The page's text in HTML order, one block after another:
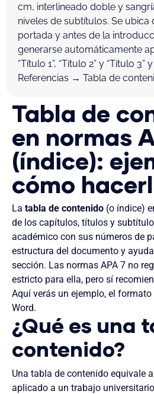
cm, interlineado doble y
niveles de subtítulos. Se ubica
portada y antes de la
generarse automáticamente
“Título 1”, “Título 2” y “Título
Referencias → Tabla de
Tabla de
en normas
(índice):
cómo
La tabla de contenido (o índice)
de los capítulos, títulos y
académico con sus números de
estructura del documento y
sección. Las normas APA 7 no
estricto para ella, pero sí
Aquí verás un ejemplo, el
Word.
¿Qué es una
contenido?
Una tabla de contenido equivale al
aplicado a un trabajo